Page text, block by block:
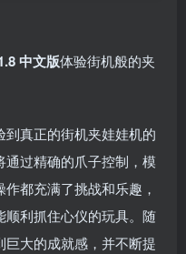
中文版体验街机般的夹
真正的街机夹娃娃机的
过精确的爪子控制，模
都充满了挑战和乐趣，
利抓住心仪的玩具。随
大的成就感，并不断提